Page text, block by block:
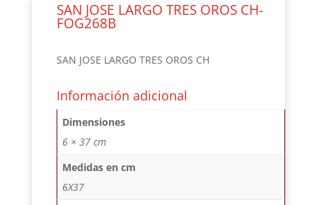
SAN JOSE LARGO TRES OROS CH-
FOG268B
SAN JOSE LARGO TRES OROS CH
Información adicional
Dimensiones
6 × 37 cm
Medidas en cm
6X37